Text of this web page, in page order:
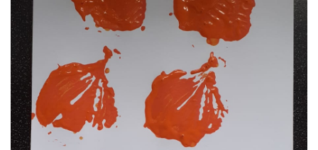
ROČNÍ PLÁN - INSPIRACE /DLE NOVÉHO RVP PV 2025
VZDĚLÁVACÍ BLOK ZÁŘÍ
VZDĚLÁVACÍ BLOK ŘÍJEN
VZDĚLÁVACÍ BLOK LISTOPAD